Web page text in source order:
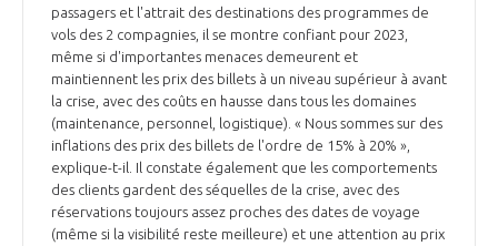
passagers et l'attrait des destinations des programmes de
vols des 2 compagnies, il se montre confiant pour 2023,
même si d'importantes menaces demeurent et
maintiennent les prix des billets à un niveau supérieur à avant
la crise, avec des coûts en hausse dans tous les domaines
(maintenance, personnel, logistique). « Nous sommes sur des
inflations des prix des billets de l'ordre de 15% à 20% »,
explique-t-il. Il constate également que les comportements
des clients gardent des séquelles de la crise, avec des
réservations toujours assez proches des dates de voyage
(même si la visibilité reste meilleure) et une attention au prix